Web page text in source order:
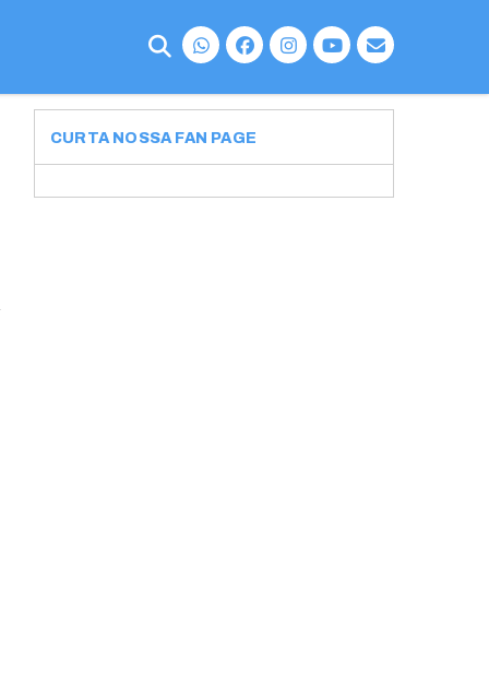
CURTA NOSSA FAN PAGE